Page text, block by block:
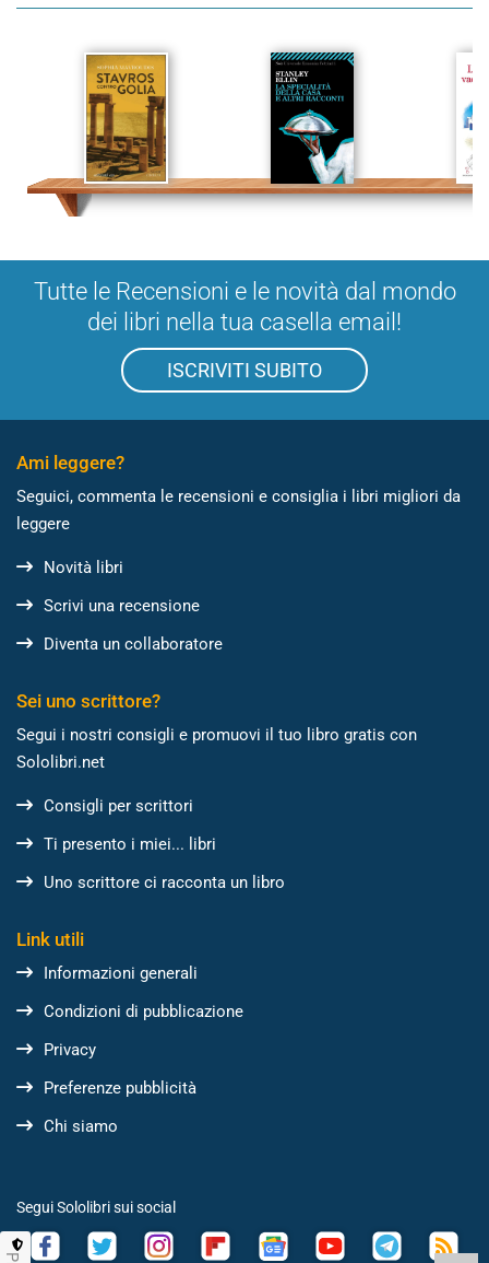
Tutte le Recensioni e le novità dal mondo
dei libri nella tua casella email!
ISCRIVITI SUBITO
Ami leggere?
Seguici, commenta le recensioni e consiglia i libri migliori da
leggere
Novità libri
Scrivi una recensione
Diventa un collaboratore
Sei uno scrittore?
Segui i nostri consigli e promuovi il tuo libro gratis con
Sololibri.net
Consigli per scrittori
Ti presento i miei... libri
Uno scrittore ci racconta un libro
Link utili
Informazioni generali
Condizioni di pubblicazione
Privacy
Preferenze pubblicità
Chi siamo
Segui Sololibri sui social